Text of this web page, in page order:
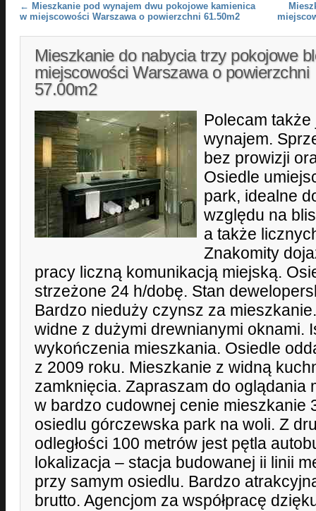
Post navigation
← Mieszkanie pod wynajem dwu pokojowe kamienica
w miejscowości Warszawa o powierzchni 61.50m2
Mieszkanie do nabycia trzy pokojowe
miejscowości Warszawa o powierzchni
57.00m2
Polecam
wynajem.
bez prowizji
Osiedle
park, idealne
względu na
a także
Znakomity
pracy liczną komunikacją miejską.
strzeżone 24 h/dobę. Stan
Bardzo nieduży czynsz za
widne z dużymi drewnianymi oknami.
wykończenia mieszkania. Osiedle
z 2009 roku. Mieszkanie z widną
zamknięcia. Zapraszam do oglądania
w bardzo cudownej cenie mieszkanie
osiedlu górczewska park na woli. Z
odległości 100 metrów jest pętla
lokalizacja – stacja budowanej ii linii
przy samym osiedlu. Bardzo
brutto. Agencjom za współpracę